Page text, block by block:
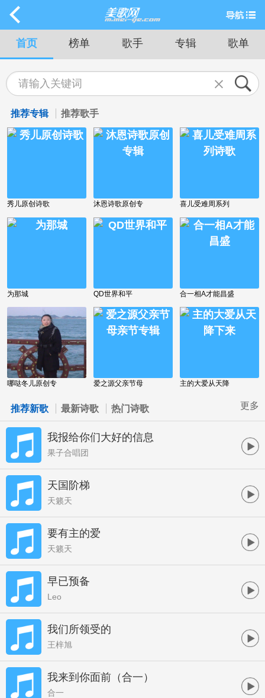
首页 榜单 歌手 专辑 歌单
推荐专辑 推荐歌手
秀儿原创诗歌 沐恩诗歌原创专 喜儿受难周系列
为那城 QD世界和平 合一相A才能昌盛
哪哒冬儿原创专 爱之源父亲节母 主的大爱从天降
推荐新歌 最新诗歌 热门诗歌 更多
我报给你们大好的信息
果子合唱团
天国阶梯
天籁天
要有主的爱
天籁天
早已预备
Leo
我们所领受的
王梓旭
我来到你面前（合一）
合一